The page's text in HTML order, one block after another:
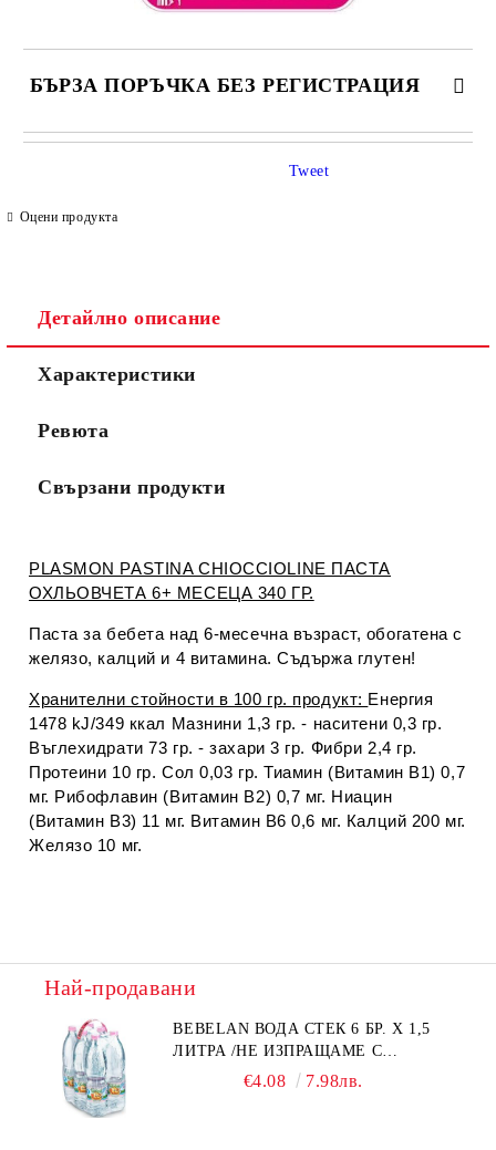
БЪРЗА ПОРЪЧКА БЕЗ РЕГИСТРАЦИЯ
САМО ПОПЪЛНЕТЕ 4 ПОЛЕТА
Съгласен съм сПолитиката за лични данни
Ние ще се свържем с вас в рамките на работния ден.
Оцени продукта
Tweet
Детайлно описание
Характеристики
Ревюта
Свързани продукти
PLASMON PASTINA CHIOCCIOLINE ПАСТА
ОХЛЬОВЧЕТА 6+ МЕСЕЦА 340 ГР.
Паста за бебета над 6-месечна възраст, обогатена с
желязо, калций и 4 витамина. Съдържа глутен!
Хранителни стойности в 100 гр. продукт: Енергия
1478 kJ/349 ккал Мазнини 1,3 гр. - наситени 0,3 гр.
Въглехидрати 73 гр. - захари 3 гр. Фибри 2,4 гр.
Протеини 10 гр. Сол 0,03 гр. Тиамин (Витамин В1) 0,7
мг. Рибофлавин (Витамин В2) 0,7 мг. Ниацин
(Витамин В3) 11 мг. Витамин В6 0,6 мг. Калций 200 мг.
Желязо 10 мг.
Най-продавани
BEBELAN ВОДА СТЕК 6 БР. Х 1,5
ЛИТРА /НЕ ИЗПРАЩАМЕ С
€4.08 7.98лв.